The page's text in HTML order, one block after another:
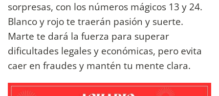
sorpresas, con los números mágicos 13 y 24.
Blanco y rojo te traerán pasión y suerte.
Marte te dará la fuerza para superar
dificultades legales y económicas, pero evita
caer en fraudes y mantén tu mente clara.